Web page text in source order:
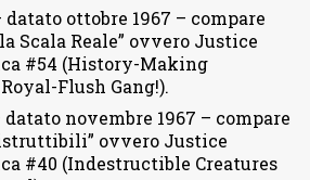
datato ottobre 1967 – compare
Scala Reale” ovvero Justice
#54 (History-Making
Flush Gang!).
datato novembre 1967 – compare
ovvero Justice
#40 (Indestructible Creatures